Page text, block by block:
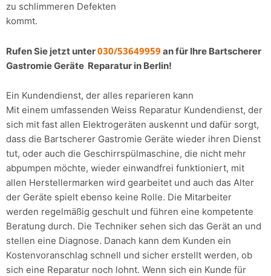
zu schlimmeren Defekten
kommt.
Rufen Sie jetzt unter030/53649959 an für Ihre Bartscherer
Gastromie Geräte Reparatur in Berlin!
Ein Kundendienst, der alles reparieren kann
Mit einem umfassenden Weiss Reparatur Kundendienst, der
sich mit fast allen Elektrogeräten auskennt und dafür sorgt,
dass die Bartscherer Gastromie Geräte wieder ihren Dienst
tut, oder auch die Geschirrspülmaschine, die nicht mehr
abpumpen möchte, wieder einwandfrei funktioniert, mit
allen Herstellermarken wird gearbeitet und auch das Alter
der Geräte spielt ebenso keine Rolle. Die Mitarbeiter
werden regelmäßig geschult und führen eine kompetente
Beratung durch. Die Techniker sehen sich das Gerät an und
stellen eine Diagnose. Danach kann dem Kunden ein
Kostenvoranschlag schnell und sicher erstellt werden, ob
sich eine Reparatur noch lohnt. Wenn sich ein Kunde für